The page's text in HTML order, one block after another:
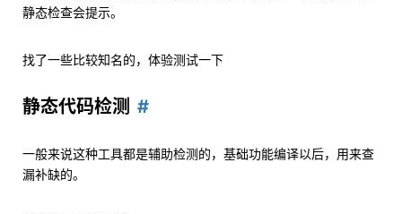
静态检查会提示。
找了一些比较知名的，体验测试一下
静态代码检测
一般来说这种工具都是辅助检测的，基础功能编译以后，用来查
漏补缺的。